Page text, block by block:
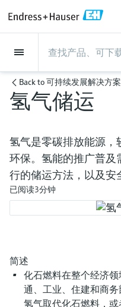
现场仪表
流量
物位测量
液体分析
温度测量
系统产品
光学分析
流量
电磁流量计
科里奥利质量流量计
超声波流量计
涡街流量计
Differential pressure flow
measurement
物位测量
雷达物位测量
Vibronic point level
导波雷达物位测量
超声波物位测量
静压液位测量
Conductive level
液体分析
pH电极和变送器
电导率传感器和变送器
浊度传感器和变送器
氯传感器和变送器
实验室检测仪表和便携
全自动水质采样仪
温度测量
温度变送器
工业温度计
保护套管
高温型温度计
紧凑型温度计
温度开关
压力测量
绝压和表压测量
差压测量
选购全部
系统产品
数据管理仪&数据记录仪
过程测控仪
电源和安全栅
WirelessHART解决方案
设备配置用平板电脑
能量管理仪和应用管理
光学分析
TDLAS和QF分析仪
拉曼光谱分析仪
排放监测解决方案
颗粒测量设备
过程气体分析仪
空气质量测量装置
Netilion IIoT
Netilion Value
Netilion Health
Netilion Analytics
Netilion Library
Netilion Connect
Netilion Device Viewer
服务产品
Project and
技术支持服务
仪表维护
仪表性能优化服务
Project and
services
Industrial Project
Extended warranty
技术支持服务
远程技术支持
远程资产监控
Process Instrumentation
仪表维护
验证服务
现场仪表校准服务
预防性维护服务
Repair of measuring
仪表性能优化服务
校准报告分析
优化校准间隔时间
动态现场仪表评价和分
行业应用
食品与饮料
水务和环境：保护 ——
石油与天然气：促进能
现净零目标
生命科学：创新技术助
电力与能源
支持
快速获取服务支持！
下载区
搜索和下载技术手册, 宣传资
件更新, 视频, 证书等各类文件!
学习
学习中心 - 探索
的指导课程与资源，随时随
活动和培训
公司
Endress+Hauser集团
生产中心
集团实力
客户案例
活动和培训
您的Endress+Hauser职
Endress+Hauser集
公司概况
Endress+Hauser在中国
恩德斯豪斯科技中国
财务业绩
发展历程
文化与价值观
生产中心
物位和压力测量
Endress+Hauser流量
Endress+Hauser 液体分
温度+系统产品
Endress+Hauser 光学分析
Endress+Hauser SICK
集团实力
过程安全性
网络安全性
过程自动化项目流程
My Endress+Hauser
新闻与案例
新闻与案例总览
所有文章
新闻稿
事实速览
活动和培训
培训
研讨会
展览会
在线研讨会和回放
线下活动
查找市场活动及培训
您的
涯
在Endress+Hauser工作
更多工作机会
德国耶拿分析仪器公司
会
Job opportunities at
Back to可持续发展解决方案
氢气储运
氢气是零碳排放能源，
环保。氢能的推广普
行的储运方法，以及安
已阅读3分钟
简述
化石燃料在整个经济
通、工业、住建和商
氢气取代化石燃料，